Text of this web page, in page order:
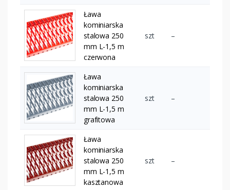
Ława
kominiarska
stalowa 250
mm L-1,5 m
czerwona
szt –
Ława
kominiarska
stalowa 250
mm L-1,5 m
grafitowa
szt –
Ława
kominiarska
stalowa 250
mm L-1,5 m
kasztanowa
szt –